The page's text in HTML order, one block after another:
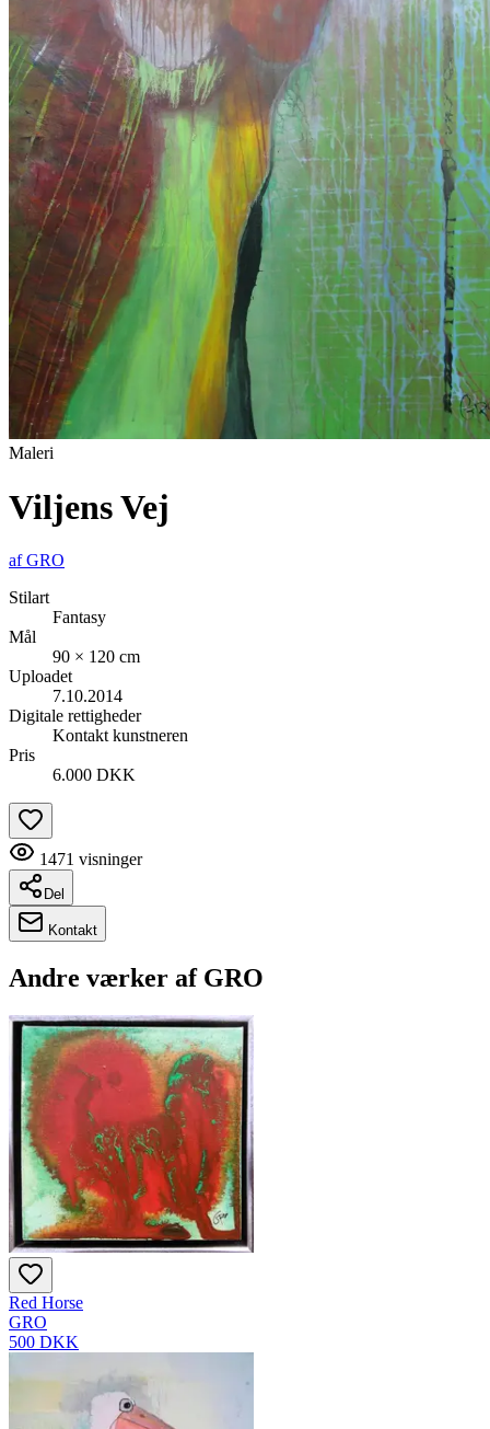
Maleri
Viljens Vej
afGRO
Stilart
Fantasy
Mål
90 × 120 cm
Uploadet
7.10.2014
Digitale rettigheder
Kontakt kunstneren
Pris
6.000 DKK
1471 visninger
Del
Kontakt
Andre værker af GRO
Red Horse
GRO
500 DKK